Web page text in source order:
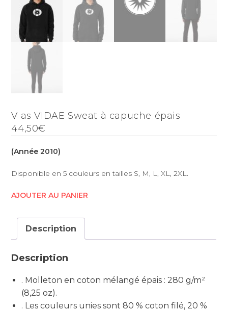
V as VIDAE Sweat à capuche épais
44,50€
(Année 2010)
Disponible en 5 couleurs en tailles S, M, L, XL, 2XL.
AJOUTER AU PANIER
Description
Description
. Molleton en coton mélangé épais : 280 g/m²
(8,25 oz).
. Les couleurs unies sont 80 % coton filé, 20 %